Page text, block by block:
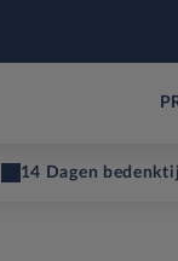
14 Dagen